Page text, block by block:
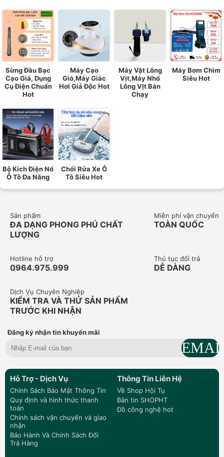
Sừng Đầu Bạc
Cạo Giá, Dụng
Cụ Điện Chuẩn
Hot
Máy Cạo
Gió,Máy Giác
Hơi Giả Độc Hot
Máy Vặt Lông
Vịt,Máy Nhổ
Lông VỊt Bán
Chạy
Máy Bơm Chìm
Siêu Hot
Bộ Kích Điện Nổ
Ô Tô Đa Năng
Chổi Rửa Xe Ô
Tô Siêu Hot
Sản phẩm
ĐA DẠNG PHONG PHÚ CHẤT
LƯỢNG
Miễn phí vận chuyển
TOÀN QUỐC
Hotline hỗ trợ
0964.975.999
Thủ tục đổi trả
DỄ DÀNG
Dịch Vụ Chuyên Nghiệp
KIỂM TRA VÀ THỬ SẢN PHẨM
TRƯỚC KHI NHẬN
Đăng ký nhận tin khuyến mãi
Hỗ Trợ - Dịch Vụ
Chính Sách Bảo Mật Thông Tin
Quy định và hình thức thanh
toán
Chính sách vận chuyển và giao
nhận
Bảo Hành Và Chính Sách Đổi
Trả Hàng
Thông Tin Liên Hệ
Về Shop Hội Tụ
Bản tin SHOPHT
Đồ công nghệ hot